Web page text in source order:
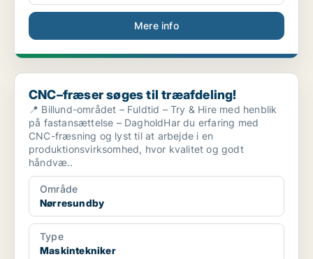
Mere info
CNC–fræser søges til træafdeling!
CNC–fræser søges til træafdeling!
📍 Billund-området – Fuldtid – Try & Hire med henblik
på fastansættelse – DagholdHar du erfaring med
CNC-fræsning og lyst til at arbejde i en
produktionsvirksomhed, hvor kvalitet og godt
håndvæ..
Område
Nørresundby
Type
Maskintekniker